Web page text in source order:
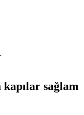
kapılar sağlam